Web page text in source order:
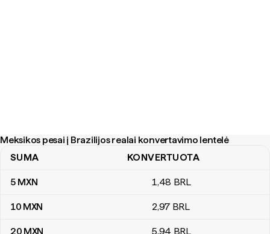
Meksikos pesai į Brazilijos realai konvertavimo lentelė
Meksikos pesai į Brazilijos realai konvertavimo lentelė
SUMA KONVERTUOTA
5 MXN 1,48 BRL
10 MXN 2,97 BRL
20 MXN 5,94 BRL